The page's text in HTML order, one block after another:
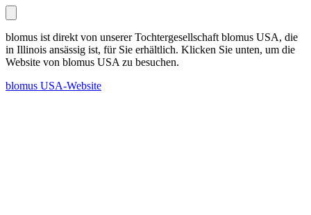
blomus ist direkt von unserer Tochtergesellschaft blomus USA, die
in Illinois ansässig ist, für Sie erhältlich. Klicken Sie unten, um die
Website von blomus USA zu besuchen.
blomus USA-Website